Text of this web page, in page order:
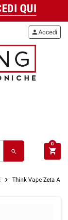
QUI
search
personAccedi
shopping_cart
0
chevron_right Think Vape Zeta AIO